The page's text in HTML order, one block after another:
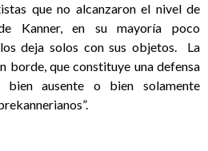
que no alcanzaron el nivel de
Kanner, en su mayoría poco
deja solos con sus objetos. La
borde, que constituye una defensa
bien ausente o bien solamente